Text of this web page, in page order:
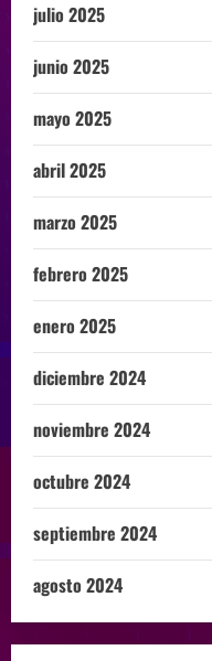
julio 2025
junio 2025
mayo 2025
abril 2025
marzo 2025
febrero 2025
enero 2025
diciembre 2024
noviembre 2024
octubre 2024
septiembre 2024
agosto 2024